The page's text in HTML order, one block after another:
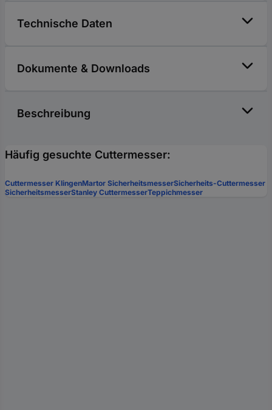
Technische Daten
Dokumente & Downloads
Beschreibung
Häufig gesuchte Cuttermesser:
Cuttermesser KlingenMartor SicherheitsmesserSicherheits-Cuttermesser
SicherheitsmesserStanley CuttermesserTeppichmesser